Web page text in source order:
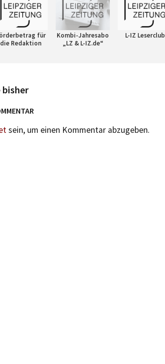
für
die Redaktion
Kombi-Jahresabo
„LZ & L-IZ.de“
L-IZ Leserclub
bisher
sein, um einen Kommentar abzugeben.